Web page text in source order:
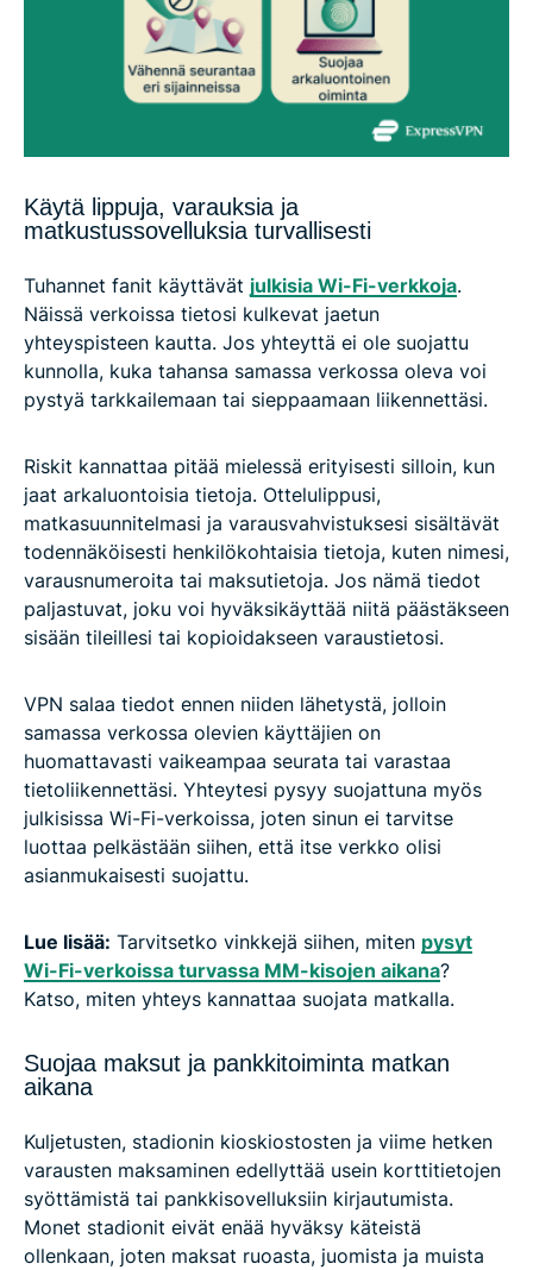
Käytä lippuja, varauksia ja
matkustussovelluksia turvallisesti
Tuhannet fanit käyttävät julkisia Wi-Fi-verkkoja.
Näissä verkoissa tietosi kulkevat jaetun
yhteyspisteen kautta. Jos yhteyttä ei ole suojattu
kunnolla, kuka tahansa samassa verkossa oleva voi
pystyä tarkkailemaan tai sieppaamaan liikennettäsi.
Riskit kannattaa pitää mielessä erityisesti silloin, kun
jaat arkaluontoisia tietoja. Ottelulippusi,
matkasuunnitelmasi ja varausvahvistuksesi sisältävät
todennäköisesti henkilökohtaisia tietoja, kuten nimesi,
varausnumeroita tai maksutietoja. Jos nämä tiedot
paljastuvat, joku voi hyväksikäyttää niitä päästäkseen
sisään tileillesi tai kopioidakseen varaustietosi.
VPN salaa tiedot ennen niiden lähetystä, jolloin
samassa verkossa olevien käyttäjien on
huomattavasti vaikeampaa seurata tai varastaa
tietoliikennettäsi. Yhteytesi pysyy suojattuna myös
julkisissa Wi-Fi-verkoissa, joten sinun ei tarvitse
luottaa pelkästään siihen, että itse verkko olisi
asianmukaisesti suojattu.
Lue lisää: Tarvitsetko vinkkejä siihen, miten pysyt
Wi-Fi-verkoissa turvassa MM-kisojen aikana?
Katso, miten yhteys kannattaa suojata matkalla.
Suojaa maksut ja pankkitoiminta matkan
aikana
Kuljetusten, stadionin kioskiostosten ja viime hetken
varausten maksaminen edellyttää usein korttitietojen
syöttämistä tai pankkisovelluksiin kirjautumista.
Monet stadionit eivät enää hyväksy käteistä
ollenkaan, joten maksat ruoasta, juomista ja muista